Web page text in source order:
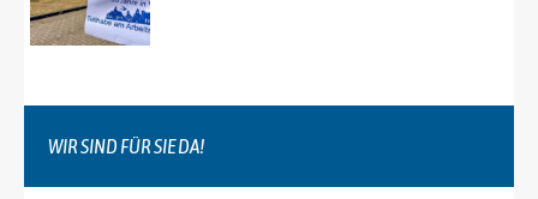
WIR SIND FÜR SIE DA!